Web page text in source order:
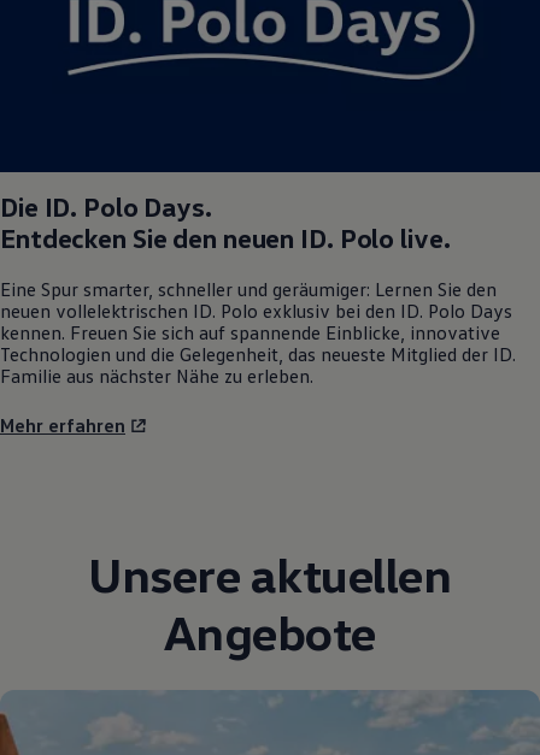
Magazin
Lifestyle
Transport
Volkswagen Kundenbetreuung
Die ID. Polo Days.
Entdecken Sie den neuen ID. Polo live.
Eine Spur smarter, schneller und geräumiger: Lernen Sie den
neuen vollelektrischen ID. Polo exklusiv bei den ID. Polo Days
kennen. Freuen Sie sich auf spannende Einblicke, innovative
Technologien und die Gelegenheit, das neueste Mitglied der ID.
Familie aus nächster Nähe zu erleben.
Mehr erfahren
Unsere aktuellen
Angebote